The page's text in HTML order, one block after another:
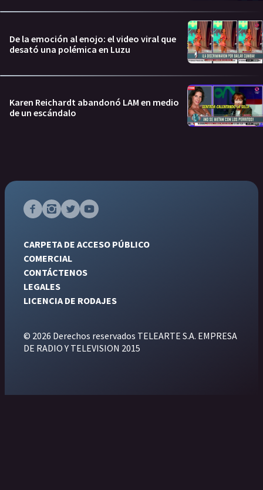
De la emoción al enojo: el video viral que
desató una polémica en Luzu
Karen Reichardt abandonó LAM en medio
de un escándalo
CARPETA DE ACCESO PÚBLICO
COMERCIAL
CONTÁCTENOS
LEGALES
LICENCIA DE RODAJES
© 2026 Derechos reservados TELEARTE S.A. EMPRESA
DE RADIO Y TELEVISION 2015